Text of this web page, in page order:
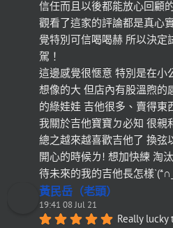
信任而且以後都能放心回顧
觀看了這家的評論都是真心
覺特別可信喝喝赫 所以決
駕！
這邊感覺很愜意 特別是在小
想像的大 但店內有股溫煦的
的綠娃娃 吉他很多、賣得東
我關於吉他寶寶ㄉ必知 很親
總之越來越喜歡吉他了 換弦
開心的時候ㄌ! 想加快練 淘
待未來的我的吉他長怎樣
黃民岳（老頭）
19:41 08 Jul 21
Really